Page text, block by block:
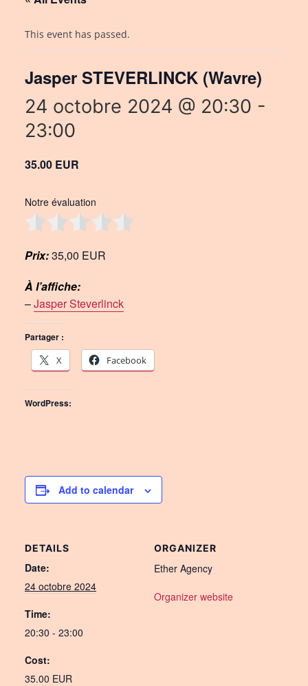
This event has passed.
Jasper STEVERLINCK (Wavre)
24 octobre 2024 @ 20:30 -
23:00
35.00 EUR
Notre évaluation
Prix:35,00 EUR
À l’affiche:
–Jasper Steverlinck
Partager :
X
Facebook
WordPress:
Add to calendar
DETAILS
Date:
24 octobre 2024
Time:
20:30 - 23:00
Cost:
35.00 EUR
ORGANIZER
Ether Agency
Organizer website